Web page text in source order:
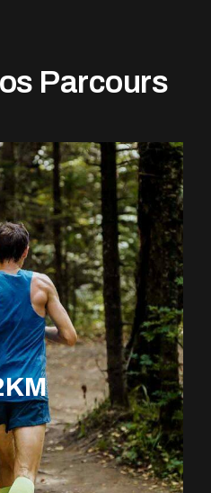
Parcours